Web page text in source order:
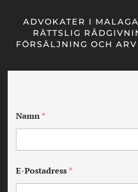
ADVOKATER I
RÄTTSLIG
FÖRSÄLJNING OCH
Namn*
E-Postadress *